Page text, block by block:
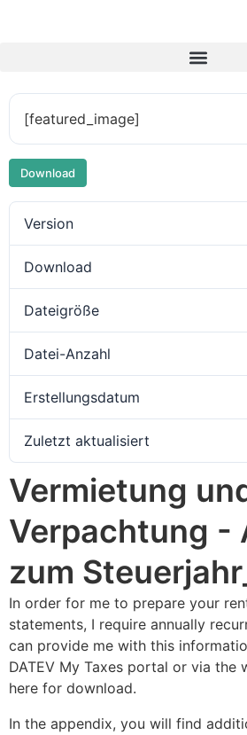
[featured_image]
Download
Version
Download
Dateigröße
Datei-Anzahl
Erstellungsdatum
Zuletzt aktualisiert
Vermietung
Verpachtung -
zum
In order for me to prepare your
statements, I require annually
can provide me with this
DATEV My Taxes portal or via the
here for download.
In the appendix, you will find